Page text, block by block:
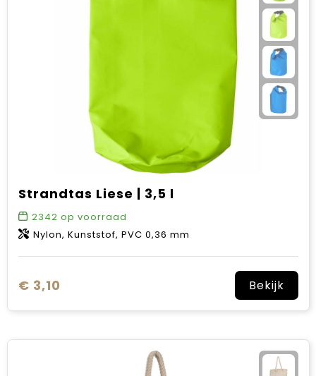
Strandtas Liese | 3,5 l
2342 op voorraad
Nylon, Kunststof, PVC 0,36 mm
€ 3,10 Bekijk